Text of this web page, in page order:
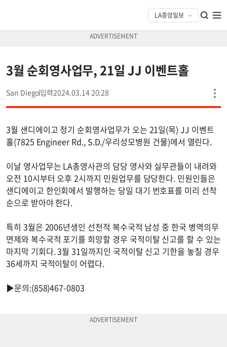
3월 순회영사업무, 21일 JJ 이벤트홀
San Diego 2024.03.14 20:28
3월 샌디에이고 정기 순회영사업무가 오는 21일(목) JJ 이벤트
홀(7825 Engineer Rd., S.D./우리성모병원 건물)에서 열린다.
이날 영사업무는 LA총영사관의 담당 영사와 실무관들이 내려와
오전 10시부터 오후 2시까지 민원업무를 담당한다. 민원인들은
샌디에이고 한인회에서 발행하는 당일 대기 번호표를 미리 선착
순으로 받아야 한다.
특히 3월은 2006년생인 선천적 복수국적 남성 중 한국 병역의무
면제와 복수국적 포기를 희망할 경우 국적이탈 신고를 할 수 있는
마지막 기회다. 3월 31일까지인 국적이탈 신고 기한을 놓칠 경우
36세까지 국적이탈이 어렵다.
▶문의:(858)467-0803